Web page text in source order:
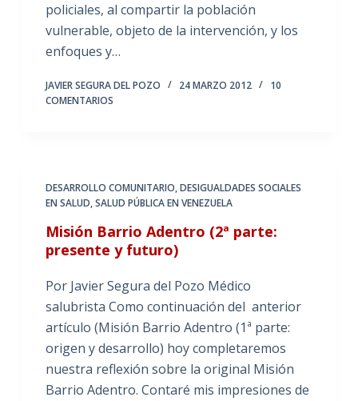
policiales, al compartir la población
vulnerable, objeto de la intervención, y los
enfoques y…
JAVIER SEGURA DEL POZO 24 MARZO 2012
10
COMENTARIOS
DESARROLLO COMUNITARIO,DESIGUALDADES SOCIALES
EN SALUD,SALUD PÚBLICA EN VENEZUELA
Misión Barrio Adentro (2ª parte:
presente y futuro)
Por Javier Segura del Pozo Médico
salubrista Como continuación del anterior
artículo (Misión Barrio Adentro (1ª parte:
origen y desarrollo) hoy completaremos
nuestra reflexión sobre la original Misión
Barrio Adentro. Contaré mis impresiones de